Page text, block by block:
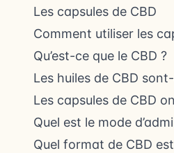
Les capsules de CBD
Comment utiliser les
Qu’est-ce que le CBD ?
Les huiles de CBD
Les capsules de CBD
Quel est le mode
Quel format de CBD